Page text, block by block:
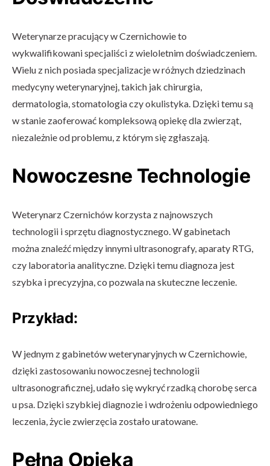
Weterynarze pracujący w Czernichowie to
wykwalifikowani specjaliści z wieloletnim doświadczeniem.
Wielu z nich posiada specjalizacje w różnych dziedzinach
medycyny weterynaryjnej, takich jak chirurgia,
dermatologia, stomatologia czy okulistyka. Dzięki temu są
w stanie zaoferować kompleksową opiekę dla zwierząt,
niezależnie od problemu, z którym się zgłaszają.
Nowoczesne Technologie
Weterynarz Czernichów korzysta z najnowszych
technologii i sprzętu diagnostycznego. W gabinetach
można znaleźć między innymi ultrasonografy, aparaty RTG,
czy laboratoria analityczne. Dzięki temu diagnoza jest
szybka i precyzyjna, co pozwala na skuteczne leczenie.
Przykład:
W jednym z gabinetów weterynaryjnych w Czernichowie,
dzięki zastosowaniu nowoczesnej technologii
ultrasonograficznej, udało się wykryć rzadką chorobę serca
u psa. Dzięki szybkiej diagnozie i wdrożeniu odpowiedniego
leczenia, życie zwierzęcia zostało uratowane.
Pełna Opieka